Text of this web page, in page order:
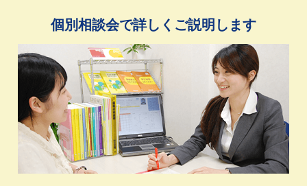
個別相談会で詳しくご説明します